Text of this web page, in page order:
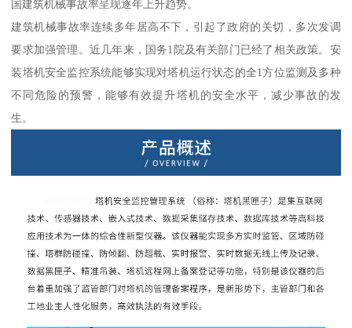
国建筑机械事故率呈现逐年上升趋势。
建筑机械事故率连续多年居高不下，引起了政府的关切，多次发调
要求加强管理。近几年来，国务1院及有关部门已经了相关政策。安
装塔机安全监控系统能够实现对塔机运行状态的全1方位监测及多种
不同危险的预警，能够有效提升塔机的安全水平，减少事故的发
生。